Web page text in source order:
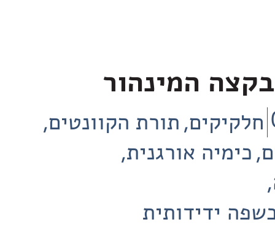
המינהור
חלקיקים תורת הקוונטים
כימיה אורגנית
ידידותית